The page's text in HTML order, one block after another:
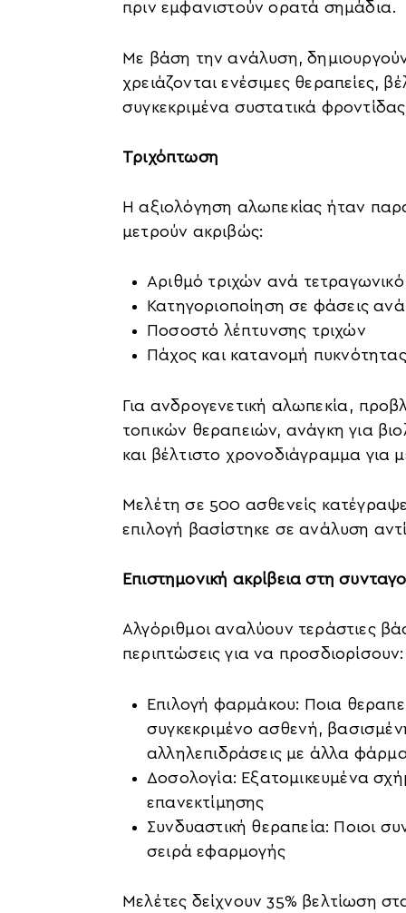
πριν εμφανιστούν ορατά σημάδια.
Με βάση την ανάλυση,
χρειάζονται ενέσιμες θεραπείες,
συγκεκριμένα συστατικά
Τριχόπτωση
Η αξιολόγηση αλωπεκίας ήταν
μετρούν ακριβώς:
Αριθμό τριχών ανά
Κατηγοριοποίηση σε φάσεις
Ποσοστό λέπτυνσης τριχών
Πάχος και κατανομή πυκνότητας
Για ανδρογενετική αλωπεκία,
τοπικών θεραπειών, ανάγκη για
και βέλτιστο χρονοδιάγραμμα για
Μελέτη σε 500 ασθενείς
επιλογή βασίστηκε σε ανάλυση
Επιστημονική ακρίβεια στη
Αλγόριθμοι αναλύουν τεράστιες
περιπτώσεις για να προσδιορίσουν:
Επιλογή φαρμάκου: Ποια
συγκεκριμένο ασθενή,
αλληλεπιδράσεις με άλλα
Δοσολογία: Εξατομικευμένα
επανεκτίμησης
Συνδυαστική θεραπεία: Ποιοι
σειρά εφαρμογής
Μελέτες δείχνουν 35% βελτίωση